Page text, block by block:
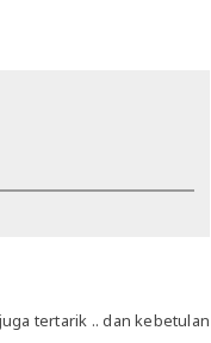
tertarik .. dan kebetulan